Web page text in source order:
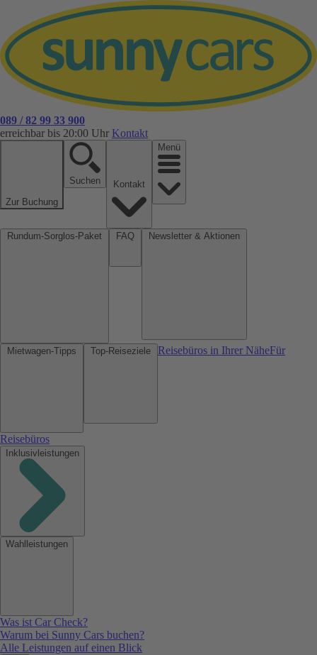
089 / 82 99 33 900
erreichbar bis 20:00 Uhr Kontakt
Zur Buchung
Suchen
Menü
Reisebüros in Ihrer NäheFür
Reisebüros
Inklusivleistungen
Wahlleistungen
Was ist Car Check?
Warum bei Sunny Cars buchen?
Alle Leistungen auf einen Blick